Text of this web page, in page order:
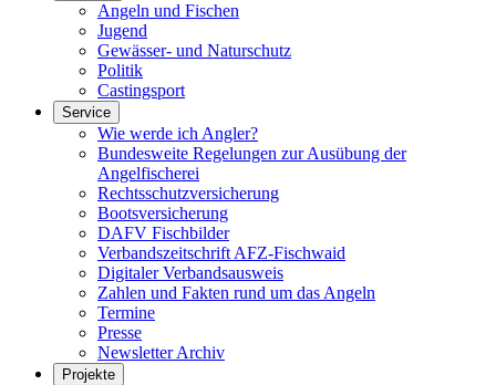
Angeln und Fischen
Jugend
Gewässer- und Naturschutz
Politik
Castingsport
Service
Wie werde ich Angler?
Bundesweite Regelungen zur Ausübung der
Angelfischerei
Rechtsschutzversicherung
Bootsversicherung
DAFV Fischbilder
Verbandszeitschrift AFZ-Fischwaid
Digitaler Verbandsausweis
Zahlen und Fakten rund um das Angeln
Termine
Presse
Newsletter Archiv
Projekte